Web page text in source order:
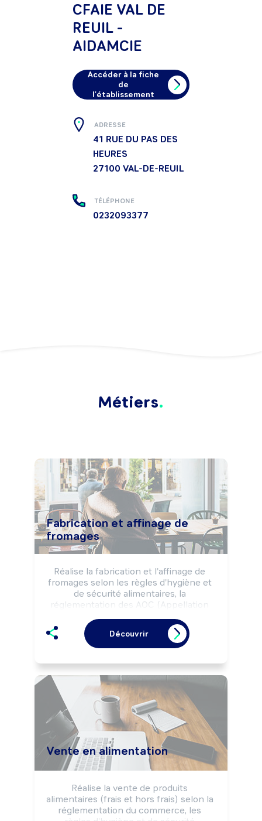
CFAIE VAL DE
REUIL -
AIDAMCIE
Accéder à la fiche
de
l'établissement
ADRESSE
41 RUE DU PAS DES
HEURES
27100 VAL-DE-REUIL
TÉLÉPHONE
0232093377
Métiers
Fabrication et affinage de
fromages
Réalise la fabrication et l'affinage de
fromages selon les règles d'hygiène et
de sécurité alimentaires, la
réglementation des AOC (Appellation
qualité de l'entreprise.
Peut effectuer des opérations de
commercialisation des produits.
une entreprise (fromagerie, ...).
Découvrir
Vente en alimentation
Réalise la vente de produits
alimentaires (frais et hors frais) selon la
réglementation du commerce, les